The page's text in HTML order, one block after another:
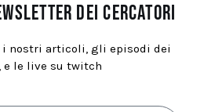
dei cercatori
i nostri articoli, gli episodi dei
e le live su twitch